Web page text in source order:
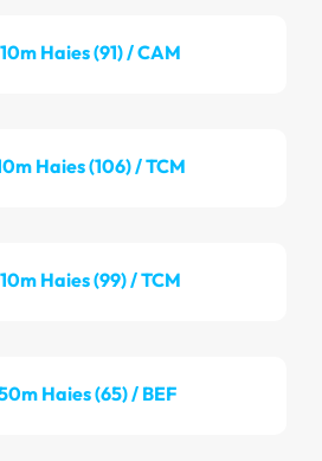
Haies (91) / CAM
Haies (106) / TCM
Haies (99) / TCM
Haies (65) / BEF